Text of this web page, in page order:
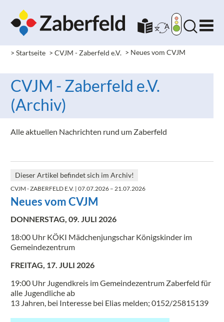
> Startseite > CVJM - Zaberfeld e.V. > Neues vom CVJM
CVJM - Zaberfeld e.V.
(Archiv)
Alle aktuellen Nachrichten rund um Zaberfeld
Dieser Artikel befindet sich im Archiv!
CVJM - ZABERFELD E.V. | 07.07.2026 – 21.07.2026
Neues vom CVJM
DONNERSTAG, 09. JULI 2026
18:00 Uhr KÖKI Mädchenjungschar Königskinder im
Gemeindezentrum
FREITAG, 17. JULI 2026
19:00 Uhr Jugendkreis im Gemeindezentrum Zaberfeld für
alle Jugendliche ab
13 Jahren, bei Interesse bei Elias melden; 0152/25815139